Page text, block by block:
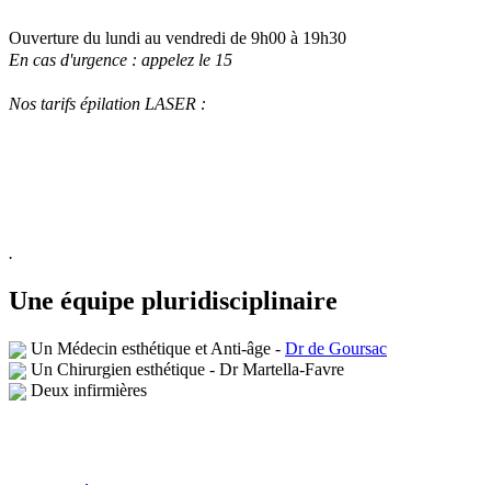
Ouverture du lundi au vendredi de 9h00 à 19h30
En cas d'urgence : appelez le 15
Nos tarifs épilation LASER :
.
Une équipe pluridisciplinaire
Un Médecin esthétique et Anti-âge - Dr de Goursac
Un Chirurgien esthétique - Dr Martella-Favre
Deux infirmières